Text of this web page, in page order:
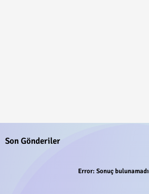
Son Gönderiler
Error: Sonuç bulunamadı